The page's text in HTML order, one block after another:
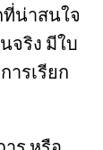
น่าสนใจ
จริง มีใบ
รเรียก